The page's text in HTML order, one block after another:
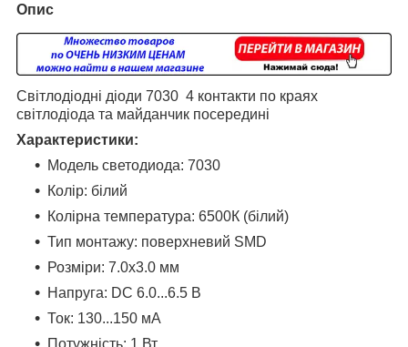
Опис
Світлодіодні діоди 7030 4 контакти по краях
світлодіода та майданчик посередині
Характеристики:
Модель светодиода: 7030
Колір: білий
Колірна температура: 6500К (білий)
Тип монтажу: поверхневий SMD
Розміри: 7.0х3.0 мм
Напруга: DC 6.0...6.5 В
Ток: 130...150 мА
Потужність: 1 Вт